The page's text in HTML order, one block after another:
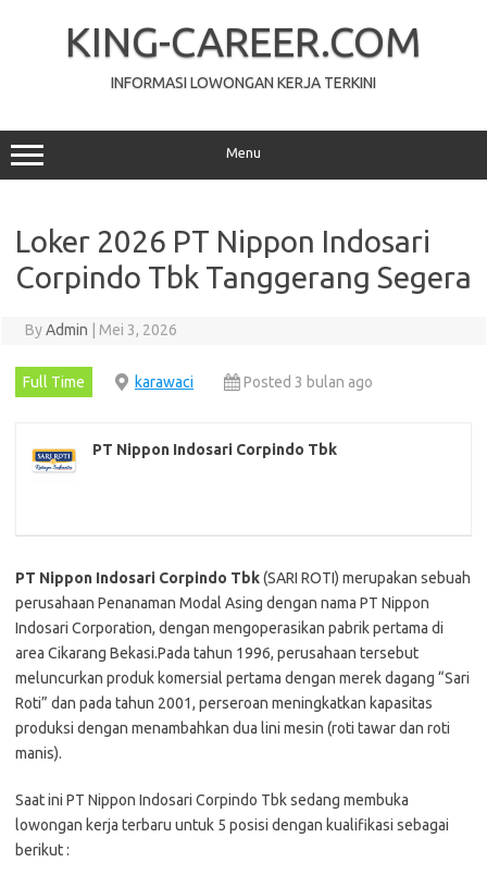
KING-CAREER.COM
INFORMASI LOWONGAN KERJA TERKINI
Menu
Loker 2026 PT Nippon Indosari
Corpindo Tbk Tanggerang Segera
ByAdmin Mei 3, 2026
Full Time karawaci Posted 3 bulan ago
PT Nippon Indosari Corpindo Tbk
PT Nippon Indosari Corpindo Tbk(SARI ROTI) merupakan sebuah
perusahaan Penanaman Modal Asing dengan nama PT Nippon
Indosari Corporation, dengan mengoperasikan pabrik pertama di
area Cikarang Bekasi.Pada tahun 1996, perusahaan tersebut
meluncurkan produk komersial pertama dengan merek dagang “Sari
Roti” dan pada tahun 2001, perseroan meningkatkan kapasitas
produksi dengan menambahkan dua lini mesin (roti tawar dan roti
manis).
Saat ini PT Nippon Indosari Corpindo Tbk sedang membuka
lowongan kerja terbaru untuk 5 posisi dengan kualifikasi sebagai
berikut :